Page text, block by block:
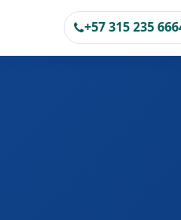
+57 315 235